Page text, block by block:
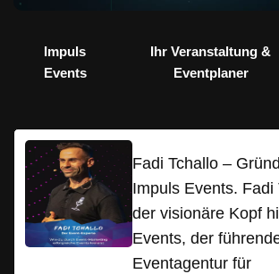
Impuls
Events
Ihr Veranstaltung &
Eventplaner
Fadi Tchallo –
Impuls Events. Fadi
der visionäre Kopf
Events, der
Eventagentur für